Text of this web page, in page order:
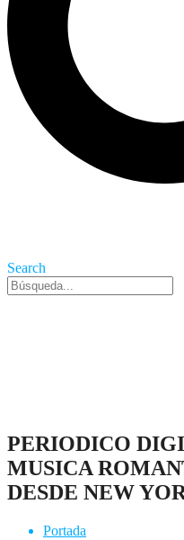
Search
PERIODICO
MUSICA
DESDE NEW
Portada